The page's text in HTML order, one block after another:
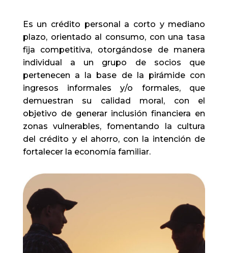
Es un crédito personal a corto y mediano
plazo, orientado al consumo, con una tasa
fija competitiva, otorgándose de manera
individual a un grupo de socios que
pertenecen a la base de la pirámide con
ingresos informales y/o formales, que
demuestran su calidad moral, con el
objetivo de generar inclusión financiera en
zonas vulnerables, fomentando la cultura
del crédito y el ahorro, con la intención de
fortalecer la economía familiar.